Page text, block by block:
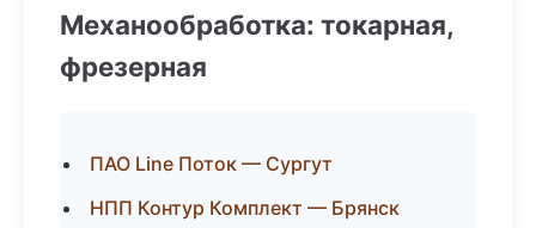
Механообработка: токарная,
фрезерная
ПАО Line Поток — Сургут
НПП Контур Комплект — Брянск